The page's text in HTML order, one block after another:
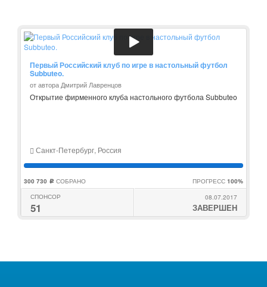
Первый Российский клуб по игре в настольный футбол
Subbuteo.
от автора Дмитрий Лавренцов
Открытие фирменного клуба настольного футбола Subbuteo
Санкт-Петербург, Россия
300 730 c СОБРАНО ПРОГРЕСС 100%
СПОНСОР
51
08.07.2017
ЗАВЕРШЕН